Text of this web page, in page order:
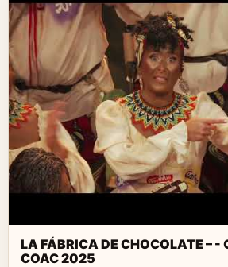
LA FÁBRICA DE CHOCOLATE –
COAC 2025